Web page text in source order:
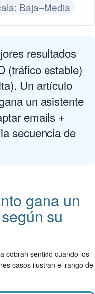
Baja–Media
resultados
(tráfico estable)
Un artículo
un asistente
emails +
secuencia de
gana un
su
cobran sentido cuando los
casos ilustran el rango de